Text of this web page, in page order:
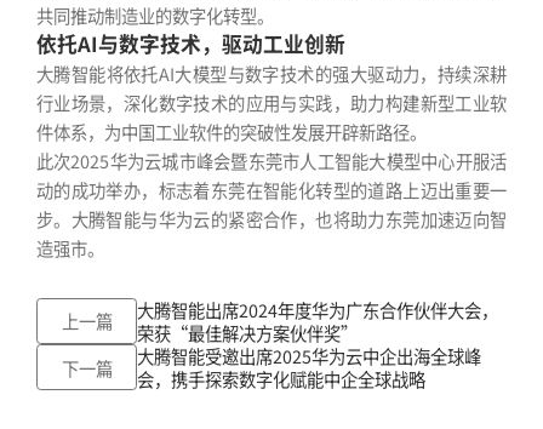
共同推动制造业的数字化转型。
依托AI与数字技术，驱动工业创新
大腾智能将依托AI大模型与数字技术的强大驱动力，持续深耕
行业场景，深化数字技术的应用与实践，助力构建新型工业软
件体系，为中国工业软件的突破性发展开辟新路径。
此次2025华为云城市峰会暨东莞市人工智能大模型中心开服活
动的成功举办，标志着东莞在智能化转型的道路上迈出重要一
步。大腾智能与华为云的紧密合作，也将助力东莞加速迈向智
造强市。
上一篇
大腾智能出席2024年度华为广东合作伙伴大会，
荣获“最佳解决方案伙伴奖”
下一篇
大腾智能受邀出席2025华为云中企出海全球峰
会，携手探索数字化赋能中企全球战略